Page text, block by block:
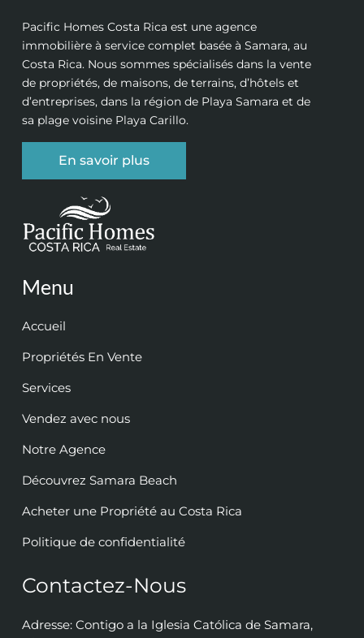
Pacific Homes Costa Rica est une agence
immobilière à service complet basée à Samara, au
Costa Rica. Nous sommes spécialisés dans la vente
de propriétés, de maisons, de terrains, d’hôtels et
d’entreprises, dans la région de Playa Samara et de
sa plage voisine Playa Carillo.
En savoir plus
Menu
Accueil
Propriétés En Vente
Services
Vendez avec nous
Notre Agence
Découvrez Samara Beach
Acheter une Propriété au Costa Rica
Politique de confidentialité
Contactez-Nous
Adresse: Contigo a la Iglesia Católica de Samara,